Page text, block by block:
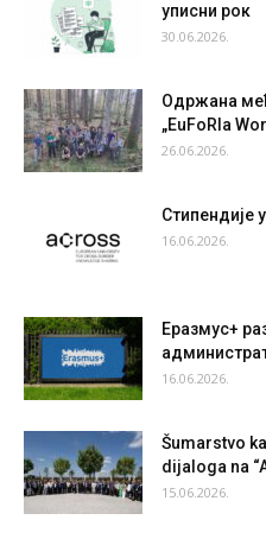
уписни рок
30.06.2026.
Одржана
„EuFoRIa
26.06.2026.
Стипендије
16.06.2026.
Еразмус+
16.06.2026.
Šumarstvo
dijaloga na
15.06.2026.